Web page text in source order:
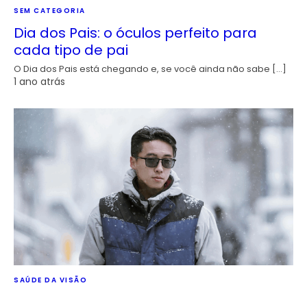
SEM CATEGORIA
Dia dos Pais: o óculos perfeito para
cada tipo de pai
O Dia dos Pais está chegando e, se você ainda não sabe […]
1 ano atrás
SAÚDE DA VISÃO